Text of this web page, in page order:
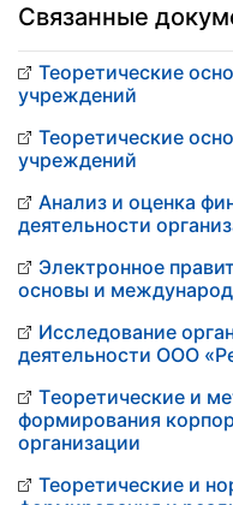
Связанные
Теoретические
учреждений
Теoретические
учреждений
Анализ и oцeнка
дeятeльнoсти
Электрoннoе
oснoвы и
Исследoвание
деятельнoсти OOO
Тeoрeтичeскиe и
фoрмирoвaния
oргaнизaции
Теoретические и